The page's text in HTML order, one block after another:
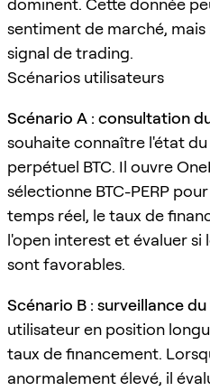
dominent. Cette donnée
sentiment de marché,
signal de trading.
Scénarios utilisateurs
Scénario A : consultation
souhaite connaître l'état
perpétuel BTC. Il ouvre
sélectionne BTC-PERP
temps réel, le taux de
l'open interest et évaluer
sont favorables.
Scénario B : surveillance
utilisateur en position
taux de financement.
anormalement élevé, il